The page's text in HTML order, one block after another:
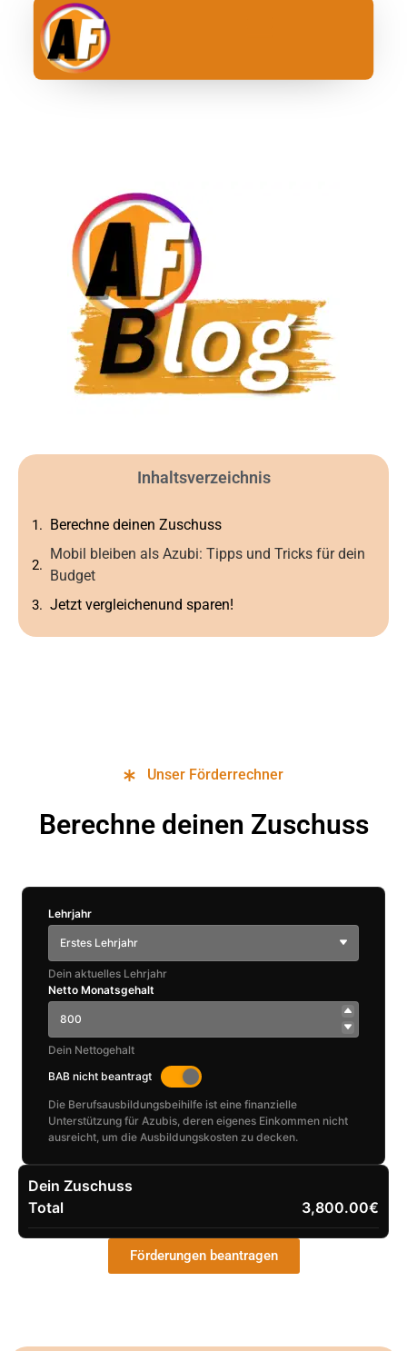
Inhaltsverzeichnis
Berechne deinen Zuschuss
Mobil bleiben als Azubi: Tipps und Tricks für dein
Budget
Jetzt vergleichenund sparen!
Unser Förderrechner
Berechne deinen Zuschuss
Lehrjahr
Erstes Lehrjahr
Dein aktuelles Lehrjahr
Netto Monatsgehalt
Dein Nettogehalt
BAB nicht beantragt
Die Berufsausbildungsbeihilfe ist eine finanzielle
Unterstützung für Azubis, deren eigenes Einkommen nicht
ausreicht, um die Ausbildungskosten zu decken.
Dein Zuschuss
Total
3,800.00€
Förderungen beantragen